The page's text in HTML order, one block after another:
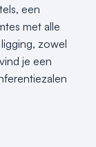
een
met alle
zowel
je een